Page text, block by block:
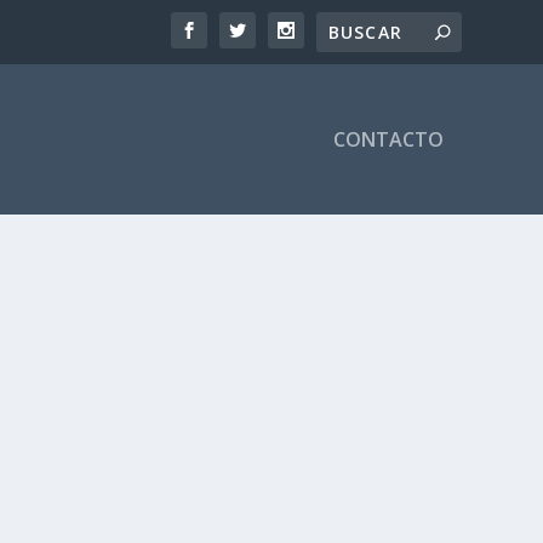
CONTACTO